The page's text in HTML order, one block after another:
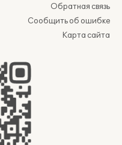
Обратная связь
Сообщить об ошибке
Карта сайта